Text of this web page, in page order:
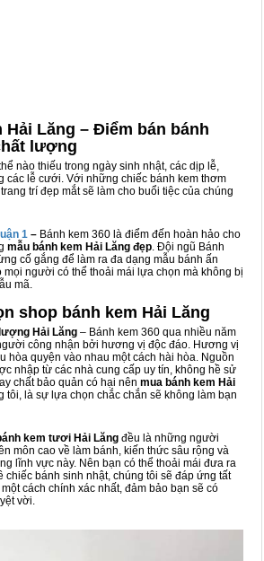
Hải Lăng – Điểm bán bánh
lượng
nào thiếu trong ngày sinh nhật, các dịp lễ,
các lễ cưới. Với những chiếc bánh kem thơm
trí đẹp mắt sẽ làm cho buổi tiệc của chúng
ận 1 – Bánh kem 360 là điểm đến hoàn hảo cho
mẫu bánh kem Hải Lăng đẹp. Đội ngũ Bánh
cố gắng để làm ra đa dạng mẫu bánh ấn
người có thể thoải mái lựa chọn mà không bị
mã.
shop bánh kem Hải Lăng
Hải Lăng – Bánh kem 360 qua nhiều năm
công nhận bởi hương vị độc đáo. Hương vị
hòa quyện vào nhau một cách hài hòa. Nguồn
nhập từ các nhà cung cấp uy tín, không hề sử
chất bảo quản có hại nên mua bánh kem Hải
tôi, là sự lựa chọn chắc chắn sẽ không làm bạn
kem tươi Hải Lăng đều là những người
môn cao về làm bánh, kiến thức sâu rộng và
lĩnh vực này. Nên bạn có thể thoải mái đưa ra
chiếc bánh sinh nhật, chúng tôi sẽ đáp ứng tất
cách chính xác nhất, đảm bảo bạn sẽ có
vời.